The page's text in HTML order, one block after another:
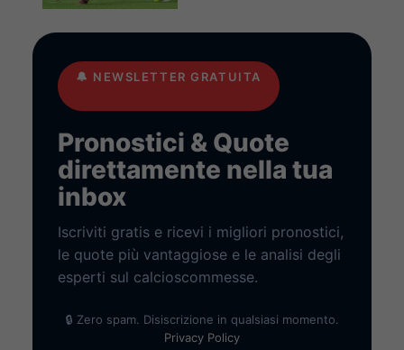
🔔 NEWSLETTER GRATUITA
Pronostici & Quote
direttamente nella tua
inbox
Iscriviti gratis e ricevi i migliori pronostici,
le quote più vantaggiose e le analisi degli
esperti sul calcioscommesse.
🔒 Zero spam. Disiscrizione in qualsiasi momento.
Privacy Policy